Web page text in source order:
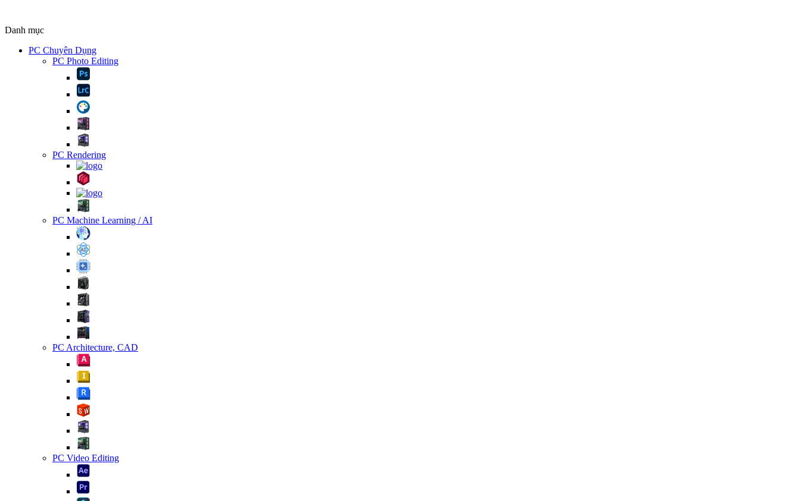
Danh mục
PC Chuyên Dụng
PC Photo Editing
PC Rendering
PC Machine Learning / AI
PC Architecture, CAD
PC Video Editing